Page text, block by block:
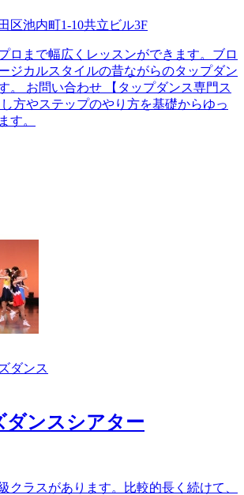
区池内町1-10共立ビル3F
ロまで幅広くレッスンができます。ブロ
ジカルスタイルの昔ながらのタップダン
。 お問い合わせ 【タップダンス専門ス
方やステップのやり方を基礎からゆっ
す。
ダンス
ダンスシアター
クラスがあります。比較的長く続けて、